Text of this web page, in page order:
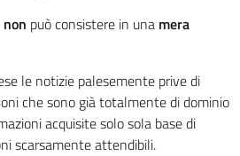
non può consistere in una mera
le notizie palesemente prive di
che sono già totalmente di dominio
acquisite solo sola base di
scarsamente attendibili.